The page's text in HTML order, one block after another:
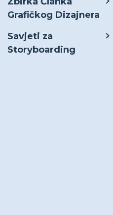
Grafičkog Dizajnera
Savjeti za
Storyboarding